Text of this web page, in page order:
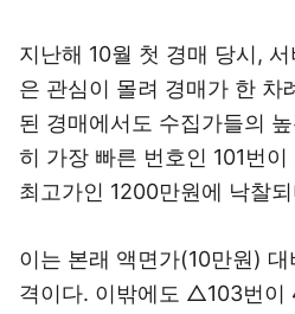
지난해 10월 첫 경매 당시,
은 관심이 몰려 경매가 한 차
된 경매에서도 수집가들의
히 가장 빠른 번호인 101번
최고가인 1200만원에 낙찰
이는 본래 액면가(10만원)
격이다. 이밖에도 △103번